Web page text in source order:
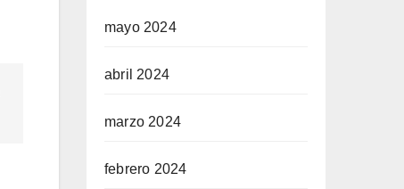
mayo 2024
abril 2024
marzo 2024
febrero 2024